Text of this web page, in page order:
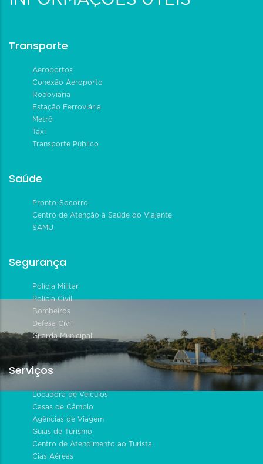
Transporte
Aeroportos
Conexão Aeroporto
Rodoviária
Estação Ferroviária
Metrô
Táxi
Transporte Público
Saúde
Pronto-Socorro
Centro de Atenção à Saúde do Viajante
SAMU
Segurança
Polícia Militar
Polícia Civil
Bombeiros
Defesa Civil
Guarda Municipal
Serviços
Locadora de Veículos
Casas de Câmbio
Agências de Viagem
Guias de Turismo
Centro de Atendimento ao Turista
Cias Aéreas